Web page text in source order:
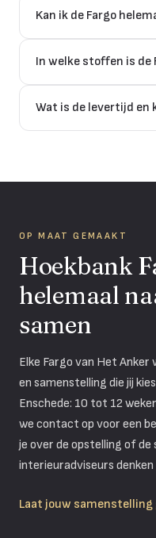
Kan ik de Fargo
In welke stoffen is de
Wat is de levertijd en
OP MAAT GEMAAKT
Hoekbank
helemaal
samen
Elke Fargo van Het
en samenstelling die jij
Enschede: 10 tot 12
we contact op voor een
je over de opstelling of
interieuradviseurs
Laat jouw